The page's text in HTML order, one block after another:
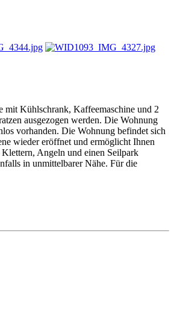
mit Kühlschrank, Kaffeemaschine und 2
ausgezogen werden. Die Wohnung
vorhanden. Die Wohnung befindet sich
wieder eröffnet und ermöglicht Ihnen
Angeln und einen Seilpark
in unmittelbarer Nähe. Für die